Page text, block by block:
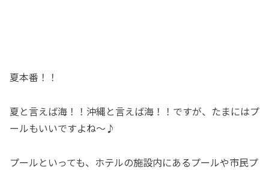
夏本番！！
夏と言えば海！！沖縄と言えば海！！ですが、たまにはプ
ールもいいですよね〜♪
プールといっても、ホテルの施設内にあるプールや市民プ